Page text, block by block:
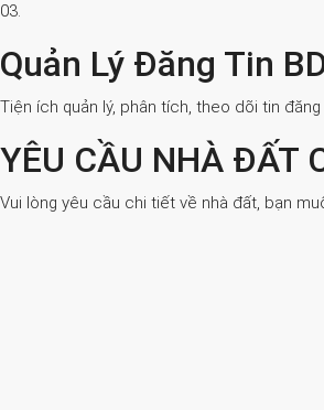
03.
Quản Lý Đăng Tin
Tiện ích quản lý, phân tích, theo dõi tin đăng
YÊU CẦU NHÀ ĐẤT
Vui lòng yêu cầu chi tiết về nhà đất, bạn